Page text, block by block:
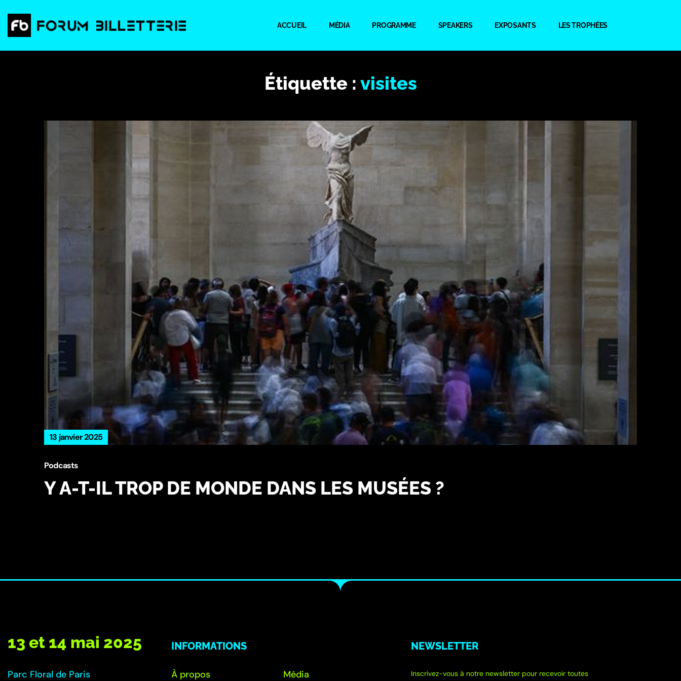
ACCUEIL MÉDIA PROGRAMME SPEAKERS EXPOSANTS LES TROPHÉES
Étiquette : visites
13 janvier 2025
Podcasts
Y A-T-IL TROP DE MONDE DANS LES MUSÉES ?
13 et 14 mai 2025
Parc Floral de Paris
INFORMATIONS
À propos Média
NEWSLETTER
Inscrivez-vous à notre newsletter pour recevoir toutes